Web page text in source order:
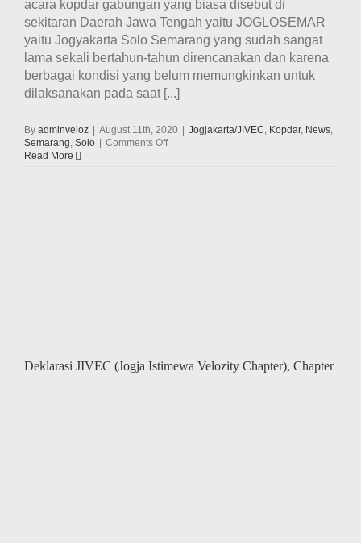
acara kopdar gabungan yang biasa disebut di
sekitaran Daerah Jawa Tengah yaitu JOGLOSEMAR
yaitu Jogyakarta Solo Semarang yang sudah sangat
lama sekali bertahun-tahun direncanakan dan karena
berbagai kondisi yang belum memungkinkan untuk
dilaksanakan pada saat [...]
By adminveloz August 11th, 2020 Jogjakarta/JIVEC, Kopdar, News,
Semarang, Solo Comments Offon
Read More
Deklarasi JIVEC (Jogja Istimewa Velozity Chapter), Chapter